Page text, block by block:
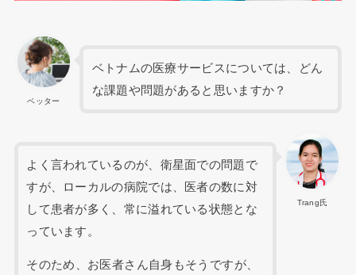
ベッター
ベトナムの医療サービスについては、どん
な課題や問題があると思いますか？
Trang氏
よく言われているのが、衛星面での問題で
すが、ローカルの病院では、医者の数に対
して患者が多く、常に溢れている状態とな
っています。
そのため、お医者さん自身もそうですが、